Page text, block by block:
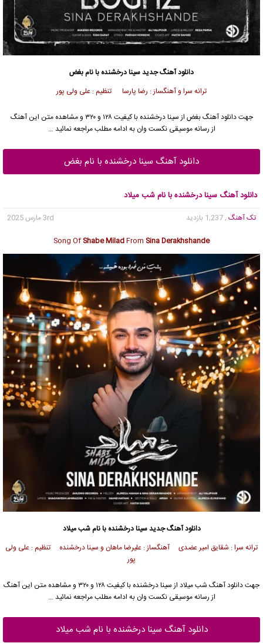
دانلود آهنگ جدیدسینا درخشنده با نام بغض
ترانه سرا و آهنگساز : رضا پارسا تنظیم : علی ولی پور
جهت دانلود آهنگ بغض از سینا درخشنده
با کیفیت ۱۲۸ و ۳۲۰ و مشاهده متن این آهنگ
از رسانه موسیقی نکست وان به ادامه مطلب مراجعه نمائید …
دانلود آهنگ سینا درخشنده با نام بغض
دانلود آهنگ سینا درخشنده با نام شب میلاد
تک آهنگ , 1,237 بازدید
3rd مارس 2025
Song Of Shabe MiladFrom Sina Derakhshande
دانلود آهنگ جدیدسینا درخشنده با نام شب میلاد
ترانه سرا : شقایق امیر عضدی آهنگساز : علیرضا ماهان و سینا درخشنده تنظیم : علی ولی
پور
جهت دانلود آهنگ شب میلاد از سینا درخشنده
با کیفیت ۱۲۸ و ۳۲۰ و مشاهده متن این آهنگ
از رسانه موسیقی نکست وان به ادامه مطلب مراجعه نمائید …
دانلود آهنگ سینا درخشنده با نام شب میلاد